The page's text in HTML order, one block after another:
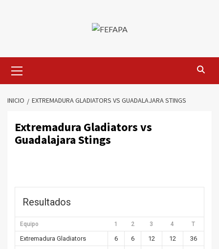
primario
INICIO EXTREMADURA GLADIATORS VS GUADALAJARA STINGS
Extremadura Gladiators vs
Guadalajara Stings
Resultados
Equipo 1 2 3 4 T
Extremadura Gladiators 6 6 12 12
36